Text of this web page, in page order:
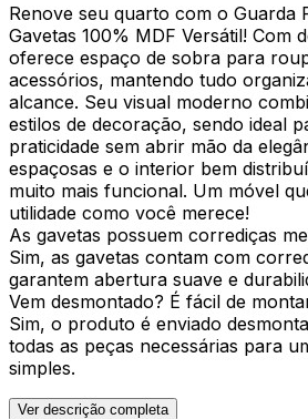
Renove seu quarto com o Guarda
Gavetas 100% MDF Versátil! Com
oferece espaço de sobra para
acessórios, mantendo tudo
alcance. Seu visual moderno
estilos de decoração, sendo ideal
praticidade sem abrir mão da
espaçosas e o interior bem
muito mais funcional. Um móvel
utilidade como você merece!
As gavetas possuem corrediças
Sim, as gavetas contam com
garantem abertura suave e
Vem desmontado? É fácil de
Sim, o produto é enviado
todas as peças necessárias para
simples.
Ver descrição completa